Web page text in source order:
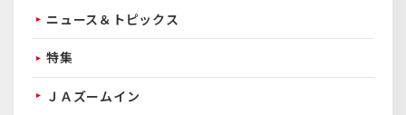
ニュース＆トピックス
特集
ＪＡズームイン